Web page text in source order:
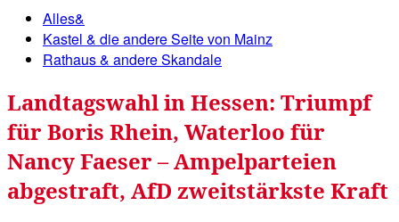
Alles&
Kastel & die andere Seite von Mainz
Rathaus & andere Skandale
Landtagswahl in Hessen: Triumpf
für Boris Rhein, Waterloo für
Nancy Faeser – Ampelparteien
abgestraft, AfD zweitstärkste Kraft